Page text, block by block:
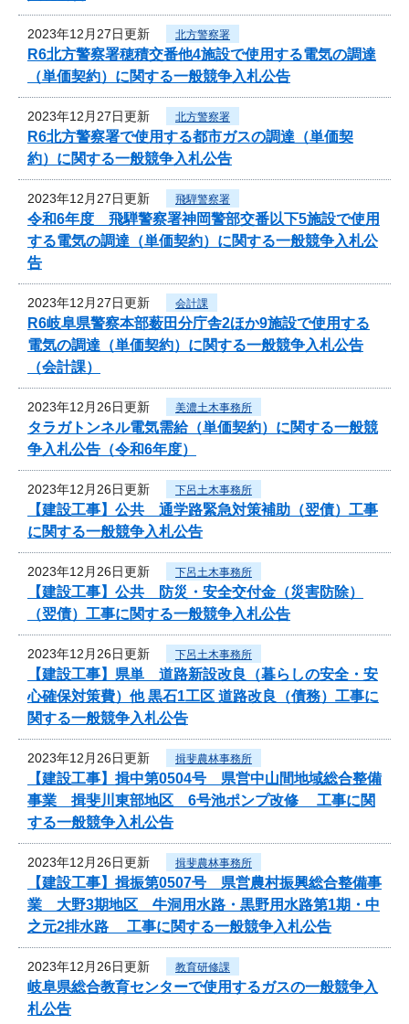
2023年12月27日更新 北方警察署
R6北方警察署穂積交番他4施設で使用する電気の調達
（単価契約）に関する一般競争入札公告
2023年12月27日更新 北方警察署
R6北方警察署で使用する都市ガスの調達（単価契
約）に関する一般競争入札公告
2023年12月27日更新 飛騨警察署
令和6年度 飛騨警察署神岡警部交番以下5施設で使用
する電気の調達（単価契約）に関する一般競争入札公
告
2023年12月27日更新 会計課
R6岐阜県警察本部薮田分庁舎2ほか9施設で使用する
電気の調達（単価契約）に関する一般競争入札公告
（会計課）
2023年12月26日更新 美濃土木事務所
タラガトンネル電気需給（単価契約）に関する一般競
争入札公告（令和6年度）
2023年12月26日更新 下呂土木事務所
【建設工事】公共 通学路緊急対策補助（翌債）工事
に関する一般競争入札公告
2023年12月26日更新 下呂土木事務所
【建設工事】公共 防災・安全交付金（災害防除）
（翌債）工事に関する一般競争入札公告
2023年12月26日更新 下呂土木事務所
【建設工事】県単 道路新設改良（暮らしの安全・安
心確保対策費）他 黒石1工区 道路改良（債務）工事に
関する一般競争入札公告
2023年12月26日更新 揖斐農林事務所
【建設工事】揖中第0504号 県営中山間地域総合整備
事業 揖斐川東部地区 6号池ポンプ改修 工事に関
する一般競争入札公告
2023年12月26日更新 揖斐農林事務所
【建設工事】揖振第0507号 県営農村振興総合整備事
業 大野3期地区 牛洞用水路・黒野用水路第1期・中
之元2排水路 工事に関する一般競争入札公告
2023年12月26日更新 教育研修課
岐阜県総合教育センターで使用するガスの一般競争入
札公告